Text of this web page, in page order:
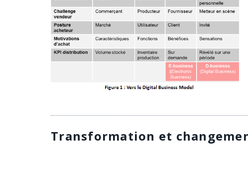
Transformation et